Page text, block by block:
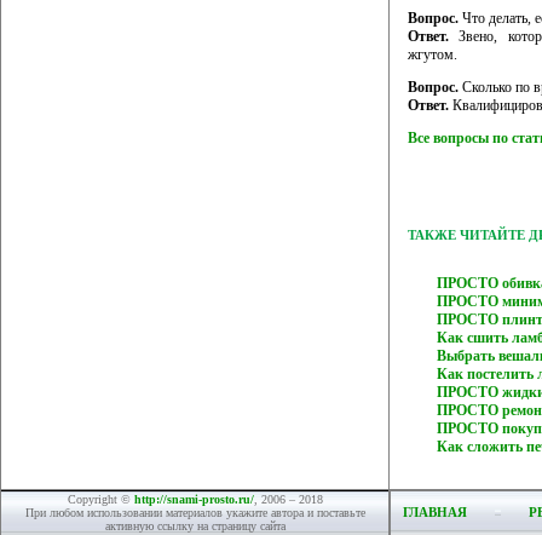
Вопрос. Что делать,
Ответ. Звено,
жгутом.
Вопрос. Сколько по
Ответ.
Все вопросы по
ТАКЖЕ ЧИТАЙТЕ
ПРОСТО
ПРОСТО
ПРОСТО
Как сшить
Выбрать
Как
ПРОСТО
ПРОСТО
ПРОСТО
Как сложить
Copyright © http://snami-prosto.ru/, 2006 – 2018
При любом использовании материалов укажите автора и поставьте
активную ссылку на страницу сайта
ГЛАВНАЯ